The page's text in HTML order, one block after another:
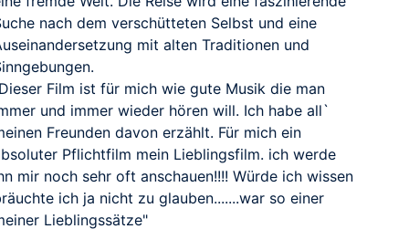
nach dem verschütteten Selbst und eine
mit alten Traditionen und
Film ist für mich wie gute Musik die man
und immer wieder hören will. Ich habe all`
Freunden davon erzählt. Für mich ein
Pflichtfilm mein Lieblingsfilm. ich werde
mir noch sehr oft anschauen!!!! Würde ich wissen
ich ja nicht zu glauben.......war so einer
Lieblingssätze"